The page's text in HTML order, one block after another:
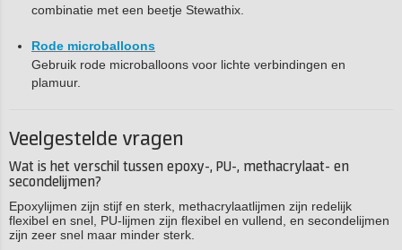
combinatie met een beetje Stewathix.
Rode microballoons
Gebruik rode microballoons voor lichte verbindingen en
plamuur.
Veelgestelde vragen
Wat is het verschil tussen epoxy-, PU-, methacrylaat- en
secondelijmen?
Epoxylijmen zijn stijf en sterk, methacrylaatlijmen zijn redelijk
flexibel en snel, PU-lijmen zijn flexibel en vullend, en secondelijmen
zijn zeer snel maar minder sterk.